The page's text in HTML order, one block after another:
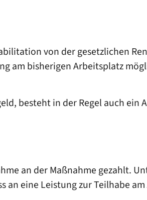
von der gesetzlichen
am bisherigen Arbeitsplatz
besteht in der Regel auch
an der Maßnahme gezahlt.
an eine Leistung zur Teilhabe